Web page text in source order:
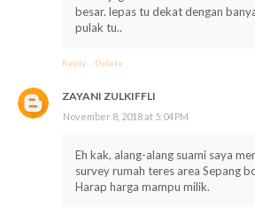
besar. lepas tu dekat dengan
pulak tu..
Reply Delete
ZAYANI ZULKIFFLI
November 8, 2018 at 5:04 PM
Eh kak, alang-alang suami saya
survey rumah teres area Sepang
Harap harga mampu milik.